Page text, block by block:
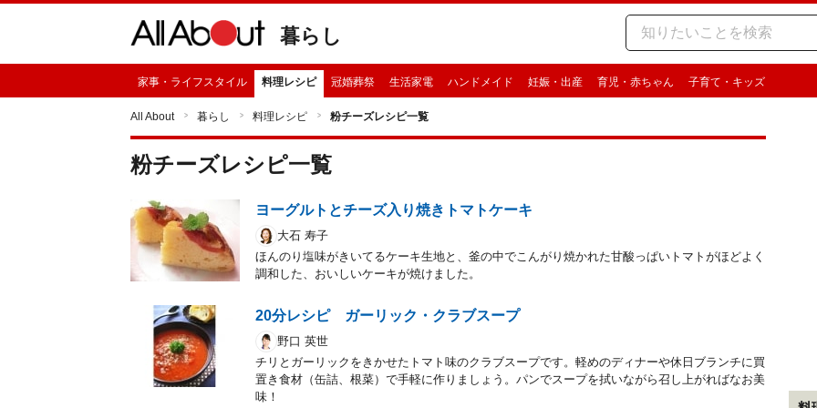
暮らし
家事・ライフスタイル 料理レシピ 冠婚葬祭 生活家電 ハンドメイド 妊娠・出産 育児・赤ちゃん 子育て・キッズ
All About 暮らし 料理レシピ 粉チーズレシピ一覧
粉チーズレシピ一覧
ヨーグルトとチーズ入り焼きトマトケーキ
大石 寿子
ほんのり塩味がきいてるケーキ生地と、釜の中でこんがり焼かれた甘酸っぱいトマトがほどよく
調和した、おいしいケーキが焼けました。
20分レシピ ガーリック・クラブスープ
野口 英世
チリとガーリックをきかせたトマト味のクラブスープです。軽めのディナーや休日ブランチに買
置き食材（缶詰、根菜）で手軽に作りましょう。パンでスープを拭いながら召し上がればなお美
味！